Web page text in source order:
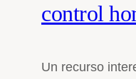
control
Un recurso